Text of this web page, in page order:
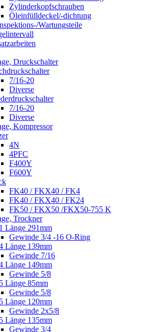
Zylinderkopfschrauben
Öleinfülldeckel/-dichtung
Wartungsteile
Druckschalter
7/16-20
Diverse
7/16-20
Diverse
Kompressor
4N
4PFC
F400Y
F600Y
FK40 / FKX40 / FK4
FK40 / FKX40 / FK24
FK50 / FKX50 /FKX50-755 K
Trockner
Länge 291mm
Gewinde 3/4 -16 O-Ring
Länge 139mm
Gewinde 7/16
Länge 149mm
Gewinde 5/8
Länge 85mm
Gewinde 5/8
Länge 120mm
Gewinde 2x5/8
Länge 135mm
Gewinde 3/4